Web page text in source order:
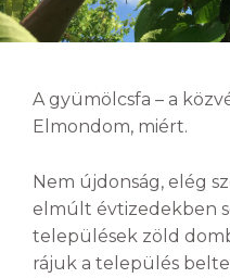
A gyümölcsfa – a
Elmondom, miért.
Nem újdonság, elég
elmúlt évtizedekben
települések zöld
rájuk a település